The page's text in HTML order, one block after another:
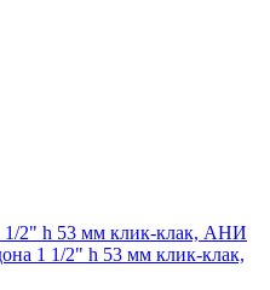
1/2" h 53 мм клик-клак, АНИ
1 1/2" h 53 мм клик-клак,